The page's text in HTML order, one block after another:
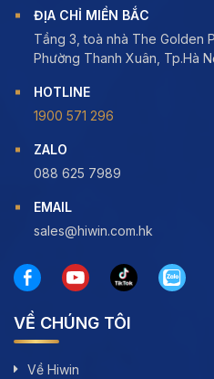
ĐỊA CHỈ MIỀN BẮC
Tầng 3, toà nhà The Golden
Phường Thanh Xuân, Tp.Hà
HOTLINE
1900 571 296
ZALO
088 625 7989
EMAIL
sales@hiwin.com.hk
VỀ CHÚNG TÔI
Về Hiwin